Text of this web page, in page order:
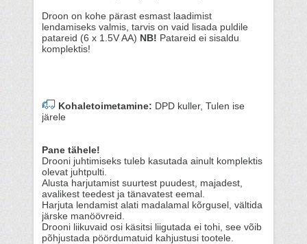
Droon on kohe pärast esmast laadimist
lendamiseks valmis, tarvis on vaid lisada puldile
patareid (6 x 1.5V AA) NB! Patareid ei sisaldu
komplektis!
Kohaletoimetamine: DPD kuller, Tulen ise
järele
Pane tähele!
Drooni juhtimiseks tuleb kasutada ainult komplektis
olevat juhtpulti.
Alusta harjutamist suurtest puudest, majadest,
avalikest teedest ja tänavatest eemal.
Harjuta lendamist alati madalamal kõrgusel, vältida
järske manöövreid.
Drooni liikuvaid osi käsitsi liigutada ei tohi, see võib
põhjustada pöördumatuid kahjustusi tootele.